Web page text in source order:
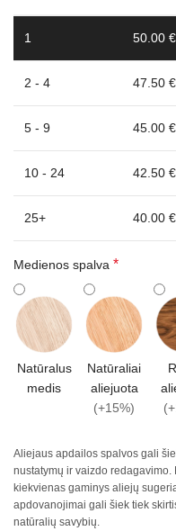
1 50.00 €
2 - 4 47.50 €
5 - 9 45.00 €
10 - 24 42.50 €
25+ 40.00 €
Medienos spalva *
Natūralus
medis
Natūraliai
aliejuota
(+15%)
Aliejaus apdailos spalvos gali
nustatymų ir vaizdo
kiekvienas gaminys aliejų
apdovanojimai gali šiek tiek
natūralių savybių.